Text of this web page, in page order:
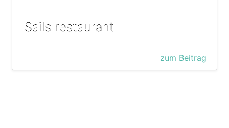
Sails restaurant
zum Beitrag